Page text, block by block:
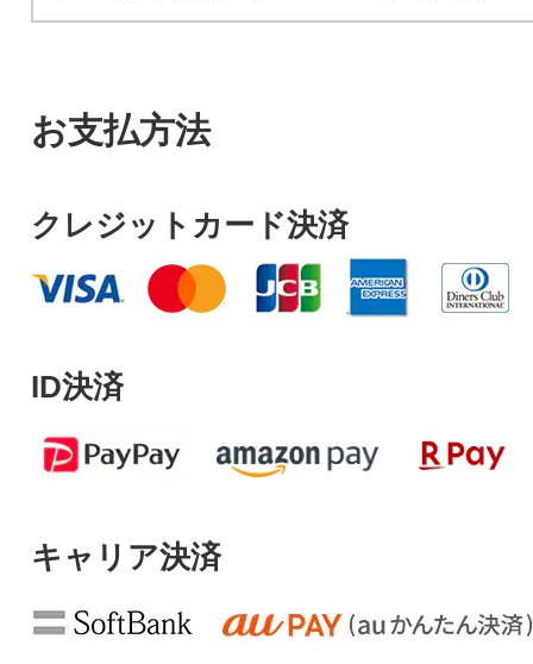
お支払方法
クレジットカード決済
ID決済
キャリア決済